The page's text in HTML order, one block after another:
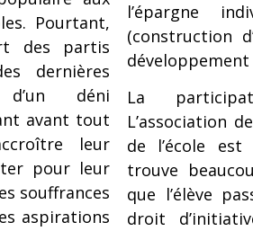
Pourtant,
des partis
dernières
d’un déni
avant tout
leur
pour leur
souffrances
aspirations
l’épargne
(construction
La
L’association
de l’école est
trouve
que l’élève
droit